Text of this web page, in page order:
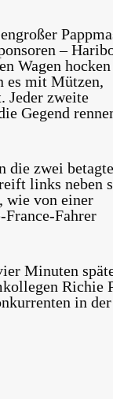
–
Wagen
es mit Mützen,
Jeder zweite
Gegend
die zwei
links neben
wie von einer
Fahrer
Minuten
Richie
in der